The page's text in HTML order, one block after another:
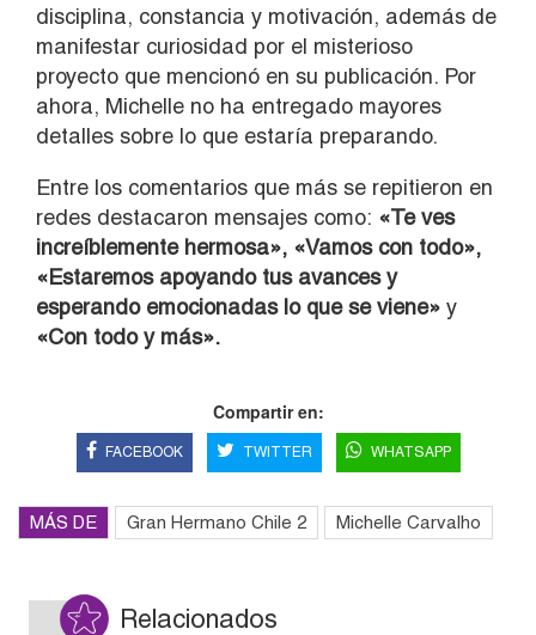
disciplina, constancia y motivación, además de
manifestar curiosidad por el misterioso
proyecto que mencionó en su publicación. Por
ahora, Michelle no ha entregado mayores
detalles sobre lo que estaría preparando.
Entre los comentarios que más se repitieron en
redes destacaron mensajes como: «Te ves
increíblemente hermosa», «Vamos con todo»,
«Estaremos apoyando tus avances y
esperando emocionadas lo que se viene» y
«Con todo y más».
Compartir en:
FACEBOOK TWITTER WHATSAPP
MÁS DE Gran Hermano Chile 2 Michelle Carvalho
Relacionados